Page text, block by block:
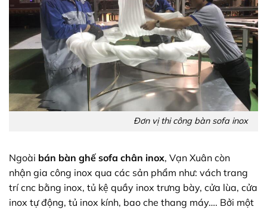
Đơn vị thi công bàn sofa inox
Ngoài bán bàn ghế sofa chân inox, Vạn Xuân còn
nhận gia công inox qua các sản phẩm như: vách trang
trí cnc bằng inox, tủ kệ quầy inox trưng bày, cửa lùa, cửa
inox tự động, tủ inox kính, bao che thang máy…. Bởi một